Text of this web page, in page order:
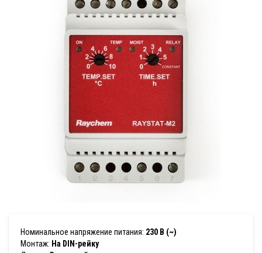
Номинальное напряжение питания: 230 В (~)
Монтаж: На DIN-рейку